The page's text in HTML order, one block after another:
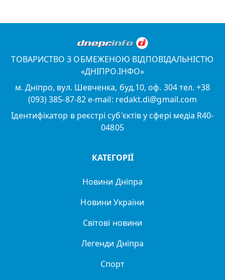
ТОВАРИСТВО З ОБМЕЖЕНОЮ ВІДПОВІДАЛЬНІСТЮ
«ДНІПРО.ІНФО»
м. Дніпро, вул. Шевченка, буд.10, оф. 304 тел. +38
(093) 385-87-82 e-mail: redakt.di@gmail.com
Ідентифікатор в реєстрі суб'єктів у сфері медіа R40-
04805
КАТЕГОРІЇ
Новини Дніпра
Новини України
Світові новини
Легенди Дніпра
Спорт